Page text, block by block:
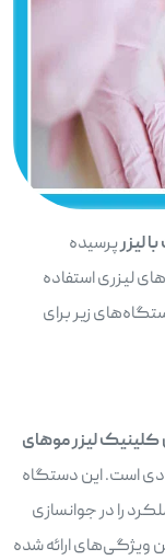
لیزرپرسیده
لیزری استفاده
زیر برای
کلینیک لیزر موهای
است. این دستگاه
را در جوانسازی
ویژگی‌های ارائه شده